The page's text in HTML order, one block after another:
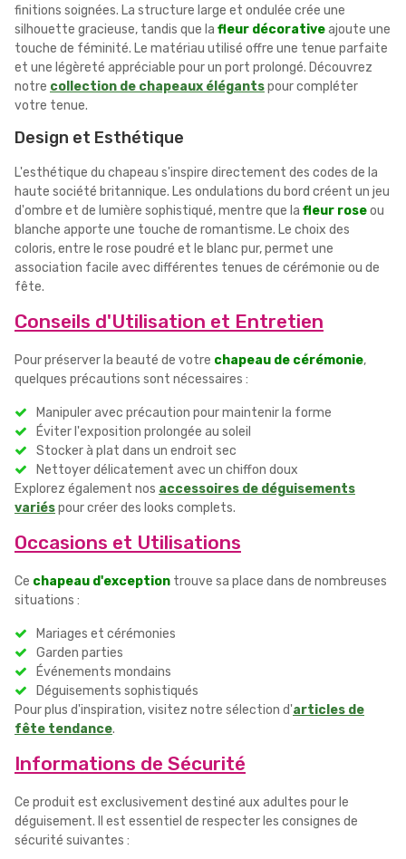
finitions soignées. La structure large et ondulée crée une
silhouette gracieuse, tandis que la fleur décorativeajoute une
touche de féminité. Le matériau utilisé offre une tenue parfaite
et une légèreté appréciable pour un port prolongé. Découvrez
notre collection de chapeaux élégantspour compléter
votre tenue.
Design et Esthétique
L'esthétique du chapeau s'inspire directement des codes de la
haute société britannique. Les ondulations du bord créent un jeu
d'ombre et de lumière sophistiqué, mentre que la fleur roseou
blanche apporte une touche de romantisme. Le choix des
coloris, entre le rose poudré et le blanc pur, permet une
association facile avec différentes tenues de cérémonie ou de
fête.
Conseils d'Utilisation et Entretien
Pour préserver la beauté de votre chapeau de cérémonie,
quelques précautions sont nécessaires :
Manipuler avec précaution pour maintenir la forme
Éviter l'exposition prolongée au soleil
Stocker à plat dans un endroit sec
Nettoyer délicatement avec un chiffon doux
Explorez également nos accessoires de déguisements
variéspour créer des looks complets.
Occasions et Utilisations
Ce chapeau d'exception trouve sa place dans de nombreuses
situations :
Mariages et cérémonies
Garden parties
Événements mondains
Déguisements sophistiqués
Pour plus d'inspiration, visitez notre sélection d'articles de
fête tendance.
Informations de Sécurité
Ce produit est exclusivement destiné aux adultes pour le
déguisement. Il est essentiel de respecter les consignes de
sécurité suivantes :